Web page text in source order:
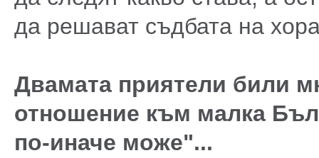
да решават съдбата на
Двамата приятели били
отношение към малка
по-иначе може"...